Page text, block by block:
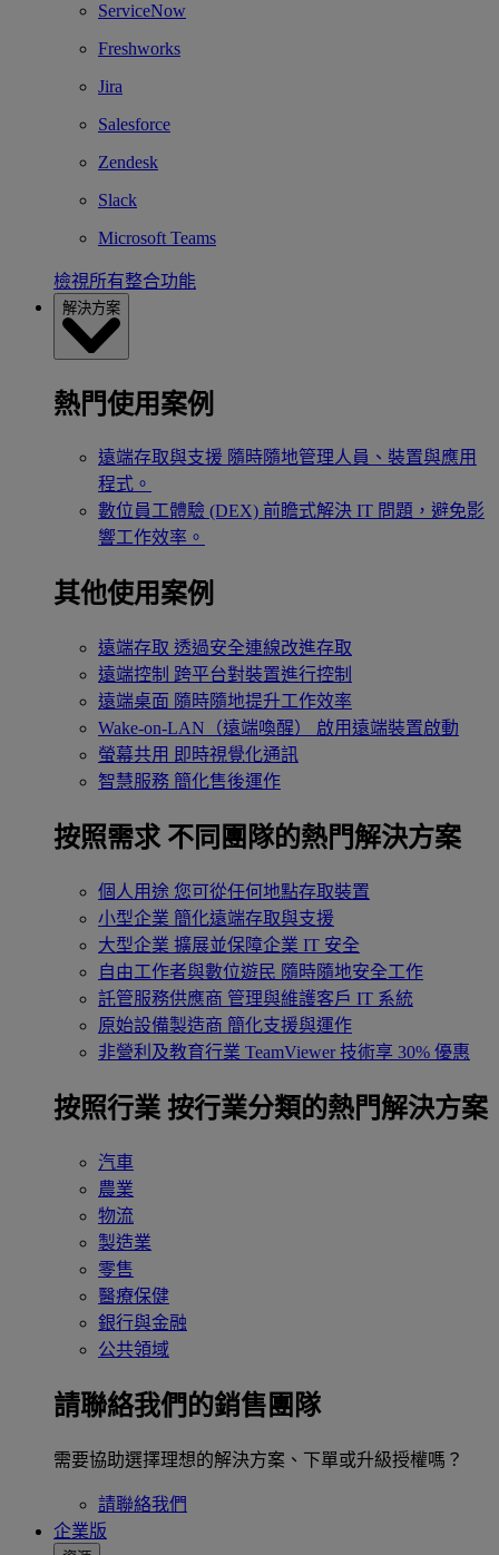
ServiceNow
Freshworks
Jira
Salesforce
Zendesk
Slack
Microsoft Teams
檢視所有整合功能
解決方案
熱門使用案例
遠端存取與支援 隨時隨地管理人員、裝置與應用
程式。
數位員工體驗 (DEX) 前瞻式解決 IT 問題，避免影
響工作效率。
其他使用案例
遠端存取 透過安全連線改進存取
遠端控制 跨平台對裝置進行控制
遠端桌面 隨時隨地提升工作效率
Wake-on-LAN（遠端喚醒）
啟用遠端裝置啟動
螢幕共用 即時視覺化通訊
智慧服務 簡化售後運作
按照需求 不同團隊的熱門解決方案
個人用途 您可從任何地點存取裝置
小型企業 簡化遠端存取與支援
大型企業 擴展並保障企業 IT 安全
自由工作者與數位遊民 隨時隨地安全工作
託管服務供應商 管理與維護客戶 IT 系統
原始設備製造商 簡化支援與運作
非營利及教育行業 TeamViewer 技術享 30% 優惠
按照行業 按行業分類的熱門解決方案
汽車
農業
物流
製造業
零售
醫療保健
銀行與金融
公共領域
請聯絡我們的銷售團隊
需要協助選擇理想的解決方案、下單或升級授權嗎？
請聯絡我們
企業版